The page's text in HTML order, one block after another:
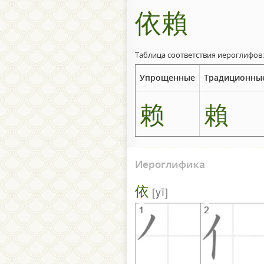
依賴
Таблица соответствия иероглифов:
Упрощенные
赖 賴
Иероглифика
依 yī